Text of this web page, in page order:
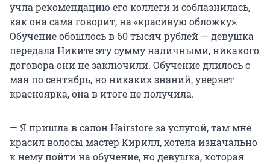
учла рекомендацию его коллеги и соблазнилась,
как она сама говорит, на «красивую обложку».
Обучение обошлось в 60 тысяч рублей — девушка
передала Никите эту сумму наличными, никакого
договора они не заключили. Обучение длилось с
мая по сентябрь, но никаких знаний, уверяет
красноярка, она в итоге не получила.
— Я пришла в салон Hairstore за услугой, там мне
красил волосы мастер Кирилл, хотела изначально
к нему пойти на обучение, но девушка, которая